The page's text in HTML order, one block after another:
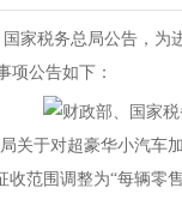
家税务总局公告，为
项公告如下：
于对超豪华小汽车加
收范围调整为“每辆零